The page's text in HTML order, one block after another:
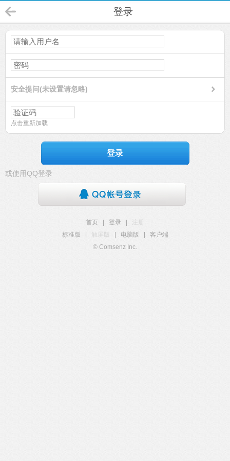
登录
安全提问(未设置请忽略)
点击重新加载
登录
或使用QQ登录
首页 登录
注册
标准版
触屏版 电脑版
客户端
© Comsenz Inc.